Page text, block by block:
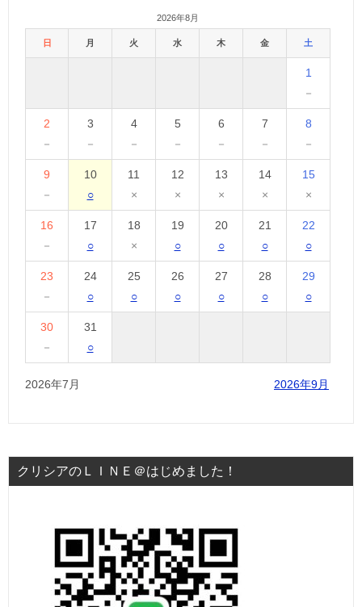
2026年8月
日 月 火 水 木 金 土
1
－
2
－
3
－
4
－
5
－
6
－
7
－
8
－
9
－
10
○
11
×
12
×
13
×
14
×
15
×
16
－
17
○
18
×
19
○
20
○
21
○
22
○
23
－
24
○
25
○
26
○
27
○
28
○
29
○
30
－
31
○
2026年7月 2026年9月
クリシアのＬＩＮＥ＠はじめました！